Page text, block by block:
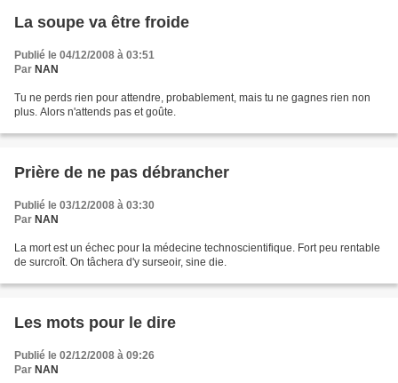
La soupe va être froide
Publié le 04/12/2008 à 03:51
Par NAN
Tu ne perds rien pour attendre, probablement, mais tu ne gagnes rien non
plus. Alors n'attends pas et goûte.
Prière de ne pas débrancher
Publié le 03/12/2008 à 03:30
Par NAN
La mort est un échec pour la médecine technoscientifique. Fort peu rentable
de surcroît. On tâchera d'y surseoir, sine die.
Les mots pour le dire
Publié le 02/12/2008 à 09:26
Par NAN